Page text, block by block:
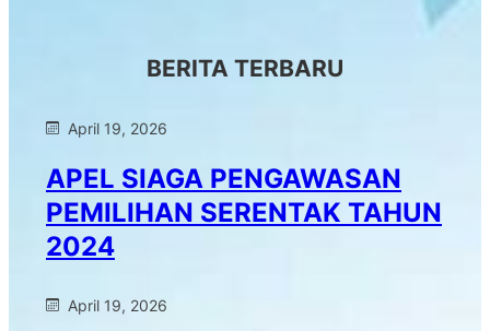
BERITA TERBARU
April 19, 2026
APEL SIAGA PENGAWASAN
PEMILIHAN SERENTAK TAHUN
2024
April 19, 2026